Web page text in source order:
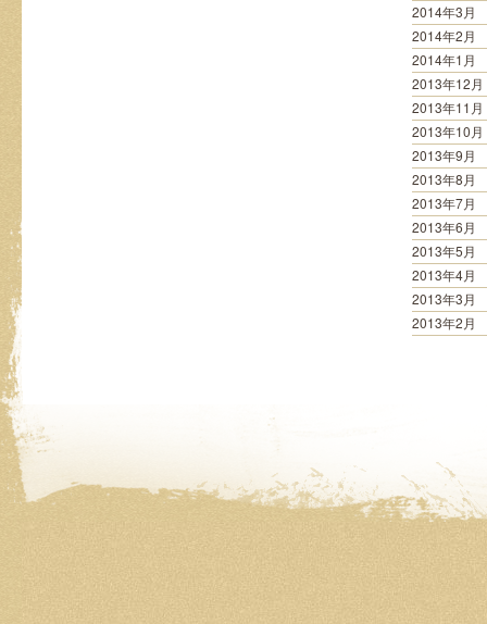
2014年3月
2014年2月
2014年1月
2013年12月
2013年11月
2013年10月
2013年9月
2013年8月
2013年7月
2013年6月
2013年5月
2013年4月
2013年3月
2013年2月